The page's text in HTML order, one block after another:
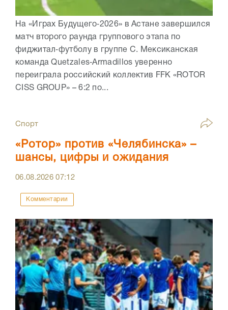
На «Играх Будущего‑2026» в Астане завершился
матч второго раунда группового этапа по
фиджитал‑футболу в группе C. Мексиканская
команда Quetzales‑Armadillos уверенно
переиграла российский коллектив FFK «ROTOR
CISS GROUP» – 6:2 по...
Спорт
«Ротор» против «Челябинска» –
шансы, цифры и ожидания
06.08.202607:12
Комментарии